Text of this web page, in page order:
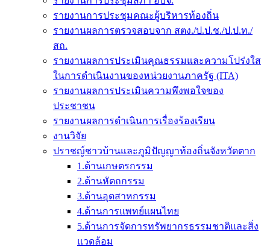
รายงานการประชุมคณะผู้บริหารท้องถิ่น
รายงานผลการตรวจสอบจาก สตง./ป.ป.ช./ป.ป.ท./
สถ.
รายงานผลการประเมินคุณธรรมและความโปร่งใส
ในการดำเนินงานของหน่วยงานภาครัฐ (ITA)
รายงานผลการประเมินความพึงพอใจของ
ประชาชน
รายงานผลการดำเนินการเรื่องร้องเรียน
งานวิจัย
ปราชญ์ชาวบ้านและภูมิปัญญาท้องถิ่นจังหวัดตาก
1.ด้านเกษตรกรรม
2.ด้านหัตถกรรม
3.ด้านอุตสาหกรรม
4.ด้านการแพทย์แผนไทย
5.ด้านการจัดการทรัพยากรธรรมชาติและสิ่ง
แวดล้อม